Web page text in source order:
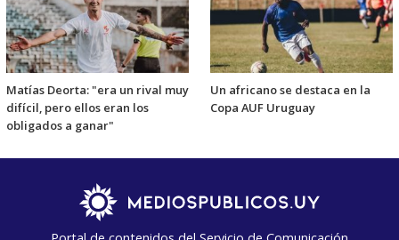
Matías Deorta: "era un rival muy
difícil, pero ellos eran los
obligados a ganar"
Un africano se destaca en la
Copa AUF Uruguay